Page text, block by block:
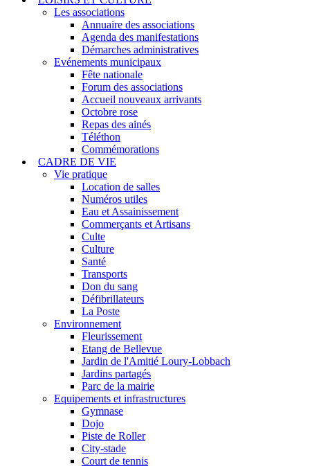
Les associations
Annuaire des associations
Agenda des manifestations
Démarches administratives
Evénements municipaux
Fête nationale
Forum des associations
Accueil nouveaux arrivants
Octobre rose
Repas des ainés
Téléthon
Commémorations
CADRE DE VIE
Vie pratique
Location de salles
Numéros utiles
Eau et Assainissement
Commerçants et Artisans
Culte
Culture
Santé
Transports
Don du sang
Défibrillateurs
La Poste
Environnement
Fleurissement
Etang de Bellevue
Jardin de l'Amitié Loury-Lobbach
Jardins partagés
Parc de la mairie
Equipements et infrastructures
Gymnase
Dojo
Piste de Roller
City-stade
Court de tennis